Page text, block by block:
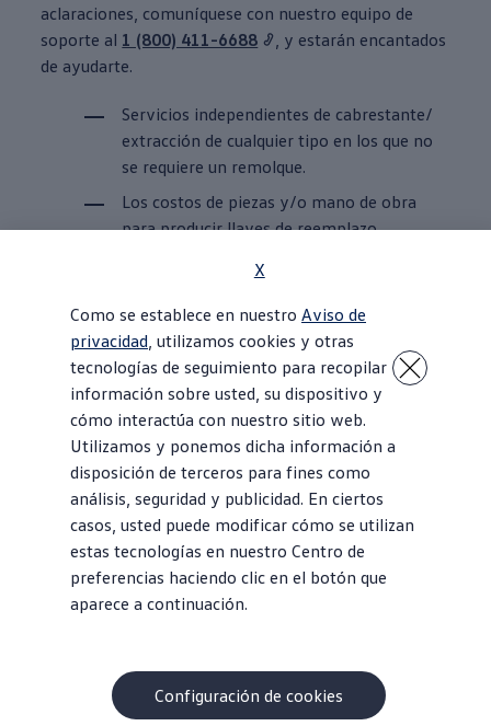
X
Como se establece en nuestro Aviso de
privacidad, utilizamos cookies y otras
tecnologías de seguimiento para recopilar
información sobre usted, su dispositivo y
cómo interactúa con nuestro sitio web.
Utilizamos y ponemos dicha información a
disposición de terceros para fines como
análisis, seguridad y publicidad. En ciertos
casos, usted puede modificar cómo se utilizan
estas tecnologías en nuestro Centro de
preferencias haciendo clic en el botón que
aparece a continuación.
Configuración de cookies
aclaraciones, comuníquese con nuestro equipo de
soporte al 1 (800) 411-6688
, y estarán encantados
de ayudarte.
Servicios independientes de cabrestante/
extracción de cualquier tipo en los que no
se requiere un remolque.
Los costos de piezas y/o mano de obra
para producir llaves de reemplazo.
de remolque
Servicios de remolquey de carretera
debidos a averías no relacionadas con
accidentes aplicables a las reclamaciones
de seguros (p. ej. vandalismo, incendios,
inundaciones, etc.).
Remolcar unvehículodesde un
concesionario/instalación autorizado capaz
de proporcionar las reparaciones
necesarias a otro distribución/instalación
autorizada por cualquier motivo.
El costo de cualquier pieza, mano de obra
suministros o materiales, a menos que se
indique lo contrario bajo la Garantía